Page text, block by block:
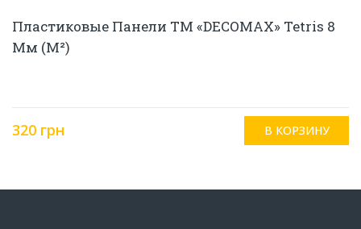
Пластиковые Панели ТМ «DECOMAX» Tetris 8
Мм (м²)
320 грн